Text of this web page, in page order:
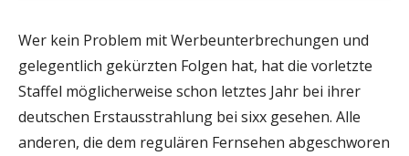
Wer kein Problem mit Werbeunterbrechungen und
gelegentlich gekürzten Folgen hat, hat die vorletzte
Staffel möglicherweise schon letztes Jahr bei ihrer
deutschen Erstausstrahlung bei sixx gesehen. Alle
anderen, die dem regulären Fernsehen abgeschworen